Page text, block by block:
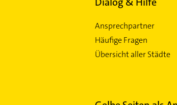
Ansprechpartner
Häufige Fragen
Übersicht aller Städte